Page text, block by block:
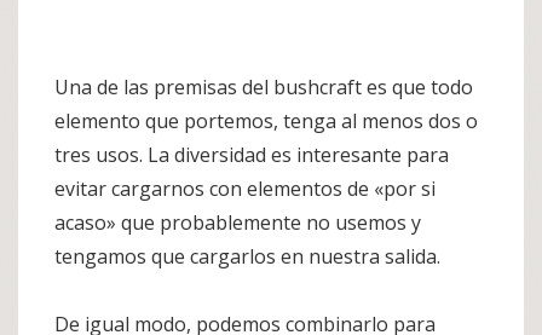
Una de las premisas del bushcraft es que todo
elemento que portemos, tenga al menos dos o
tres usos. La diversidad es interesante para
evitar cargarnos con elementos de «por si
acaso» que probablemente no usemos y
tengamos que cargarlos en nuestra salida.
De igual modo, podemos combinarlo para